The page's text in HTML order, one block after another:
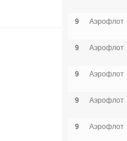
9 Аэрофлот
9 Аэрофлот
9 Аэрофлот
9 Аэрофлот
9 Аэрофлот